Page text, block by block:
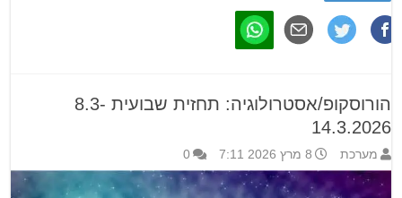
הורוסקופ/אסטרולוגיה: תחזית שבועית 8.3-
14.3.2026
מערכת 8 מרץ 2026 7:11 0